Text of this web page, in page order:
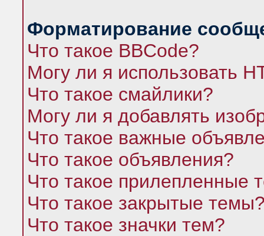
Форматирование
Что такое BBCode?
Могу ли я использовать
Что такое смайлики?
Могу ли я добавлять
Что такое важные
Что такое объявления?
Что такое прилепленные
Что такое закрытые
Что такое значки тем?